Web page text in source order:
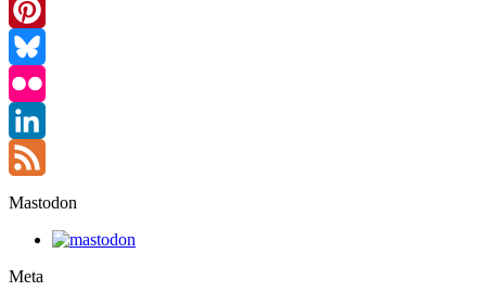
Instagram
Pinterest
Bluesky
Flickr
LinkedIn
Feed
Mastodon
Meta